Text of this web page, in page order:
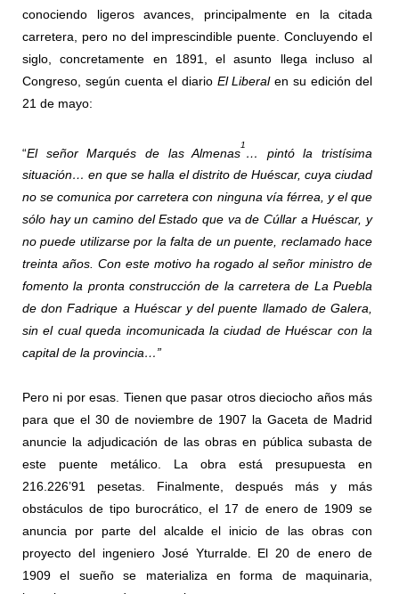
conociendo ligeros avances, principalmente en la citada
carretera, pero no del imprescindible puente. Concluyendo el
siglo, concretamente en 1891, el asunto llega incluso al
Congreso, según cuenta el diario El Liberalen su edición del
21 de mayo:
“El señor Marqués de las Almenas
1
… pintó la tristísima
situación… en que se halla el distrito de Huéscar, cuya ciudad
no se comunica por carretera con ninguna vía férrea, y el que
sólo hay un camino del Estado que va de Cúllar a Huéscar, y
no puede utilizarse por la falta de un puente, reclamado hace
treinta años. Con este motivo ha rogado al señor ministro de
fomento la pronta construcción de la carretera de La Puebla
de don Fadrique a Huéscar y del puente llamado de Galera,
sin el cual queda incomunicada la ciudad de Huéscar con la
capital de la provincia…”
Pero ni por esas. Tienen que pasar otros dieciocho años más
para que el 30 de noviembre de 1907 la Gaceta de Madrid
anuncie la adjudicación de las obras en pública subasta de
este puente metálico. La obra está presupuesta en
216.226’91 pesetas. Finalmente, después más y más
obstáculos de tipo burocrático, el 17 de enero de 1909 se
anuncia por parte del alcalde el inicio de las obras con
proyecto del ingeniero José Yturralde. El 20 de enero de
1909 el sueño se materializa en forma de maquinaria,